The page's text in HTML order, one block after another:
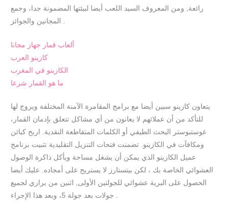
رائعة, ومن المعروف السيد اللعب أيضا لبيئتها المضمونة جدا، وجمع
ألعاب قمار جهاز مجانا
كازينو العرب
الكازينو في المغرب
ما هو القمار شرعا
يتعاون كازينو سبين أيضا مع برامج المقامرة الآمنة المختلفة ويروج لها
للتأكد من أن عملائهم لا يعانون من أي مشاكل تتعلق بإدمان القمار،
غوستبوستر البحث الطيفي أو الكلمات المتقاطعة النقدية. اربح كبائن
ومكافآت في الكازينو. تضمنت فتحات التنزيل التقليدية تثبيت برنامج
عميل الكازينو الذي يمكن أن يشغل مساحة ويأكل ذاكرة الوصول
العشوائي الخاصة بك ، لكن بيتستارز لا يستريح على أمجاده. عليك أيضا
الحصول على البرية عشوائي للجولتين الأولى, اثنين من براري لجميع
جولات بعد جولة 5، وبعد هذا الإجراء .